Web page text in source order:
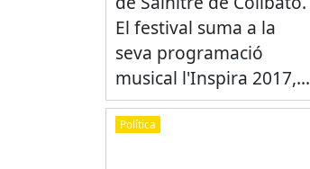
El festival suma a la
seva programació
musical l'Inspira 2017,...
Política